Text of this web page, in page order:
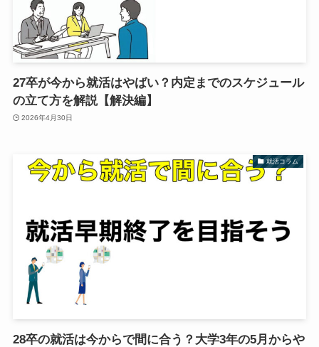
27卒が今から就活はやばい？内定までのスケジュール
の立て方を解説【解決編】
2026年4月30日
就活コラム
28卒の就活は今からで間に合う？大学3年の5月からや